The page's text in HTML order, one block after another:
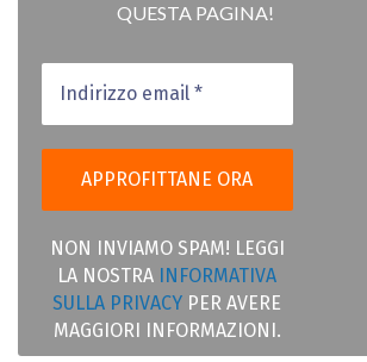
QUESTA PAGINA!
NON INVIAMO SPAM! LEGGI
LA NOSTRA
INFORMATIVA
SULLA PRIVACY PER AVERE
MAGGIORI INFORMAZIONI.